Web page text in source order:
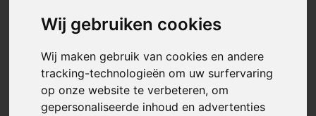
Wij gebruiken cookies
Wij maken gebruik van cookies en andere
tracking-technologieën om uw surfervaring
op onze website te verbeteren, om
gepersonaliseerde inhoud en advertenties
Doosje met pleisters Evan
transparant
Artikelnummer: 48103